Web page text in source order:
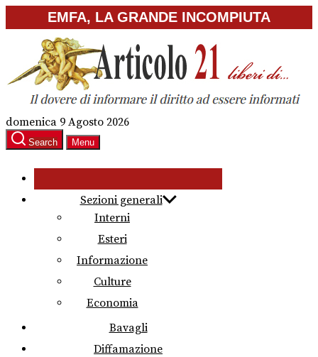
to
content
EMFA, LA GRANDE INCOMPIUTA
domenica 9 Agosto 2026
Search Menu
Sezioni generali
Interni
Esteri
Informazione
Culture
Economia
Bavagli
Diffamazione